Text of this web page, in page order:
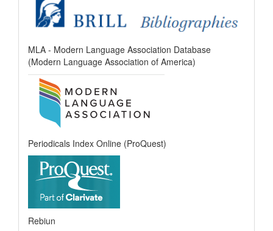
MLA - Modern Language Association Database
(Modern Language Association of America)
Periodicals Index Online (ProQuest)
Rebiun